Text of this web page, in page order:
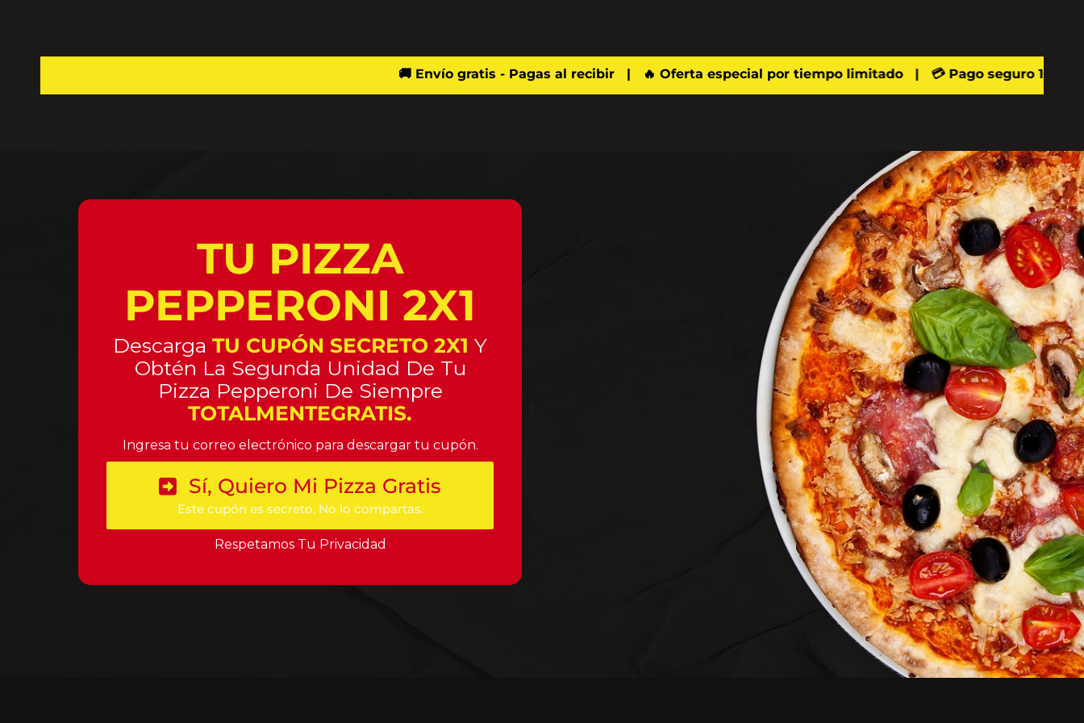
🚚 Envío gratis - Pagas al recibir | 🔥 Oferta especial por tiempo limitado | 💳 Pago seguro 100%
TU PIZZA
PEPPERONI 2X1
Descarga TU CUPÓN SECRETO 2X1 Y
Obtén La Segunda Unidad De Tu
Pizza Pepperoni De Siempre
TOTALMENTEGRATIS.
Ingresa tu correo electrónico para descargar tu cupón.
Sí, Quiero Mi Pizza Gratis
Este cupón es secreto. No lo compartas.
Respetamos Tu Privacidad